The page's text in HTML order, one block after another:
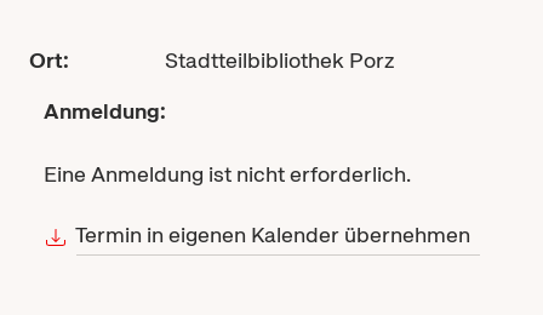
Ort:
Stadtteilbibliothek Porz
Anmeldung:
Eine Anmeldung ist nicht erforderlich.
Termin in eigenen Kalender übernehmen